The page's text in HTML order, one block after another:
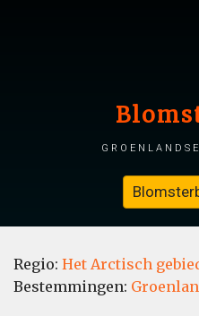
Regio: Het Arctisch
Bestemmingen: